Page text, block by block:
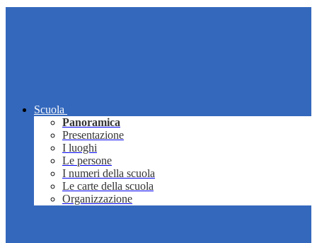
Scuola
Panoramica
Presentazione
I luoghi
Le persone
I numeri della scuola
Le carte della scuola
Organizzazione